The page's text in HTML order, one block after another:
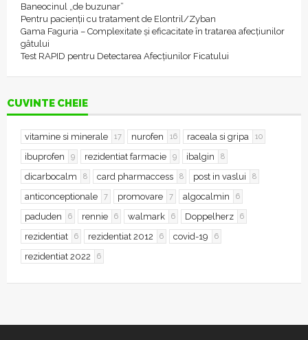
Baneocinul „de buzunar”
Pentru pacienții cu tratament de Elontril/Zyban
Gama Faguria – Complexitate și eficacitate în tratarea afecțiunilor
gâtului
Test RAPID pentru Detectarea Afecțiunilor Ficatului
CUVINTE CHEIE
vitamine si minerale 17 nurofen 16 raceala si gripa 10
ibuprofen 9 rezidentiat farmacie 9 ibalgin 8
dicarbocalm 8 card pharmaccess 8 post in vaslui 8
anticonceptionale 7 promovare 7 algocalmin 6
paduden 6 rennie 6 walmark 6 Doppelherz 6
rezidentiat 6 rezidentiat 2012 6 covid-19 6
rezidentiat 2022 6